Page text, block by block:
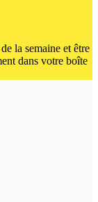
la semaine et être
dans votre boîte